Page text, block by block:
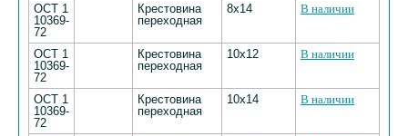
ОСТ 1
10369-
72
Крестовина
переходная
8х14 В наличии
ОСТ 1
10369-
72
Крестовина
переходная
10х12 В наличии
ОСТ 1
10369-
72
Крестовина
переходная
10х14 В наличии